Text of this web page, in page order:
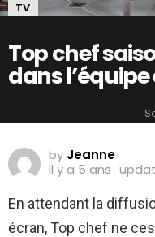
TV
Top chef
dans
by Jeanne
il y a 5 ans
En attendant la
écran, Top chef ne